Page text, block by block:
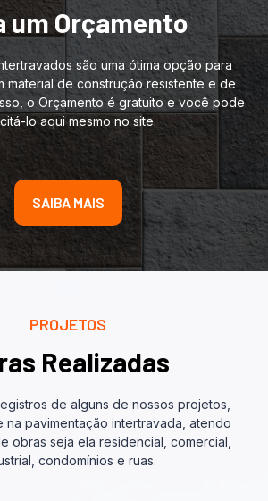
um Orçamento
são uma ótima opção para
material de construção resistente e de
o Orçamento é gratuito e você pode
lo aqui mesmo no site.
SAIBA MAIS
PROJETOS
Realizadas
de alguns de nossos projetos,
na pavimentação intertravada, atendo
obras seja ela residencial, comercial,
condomínios e ruas.